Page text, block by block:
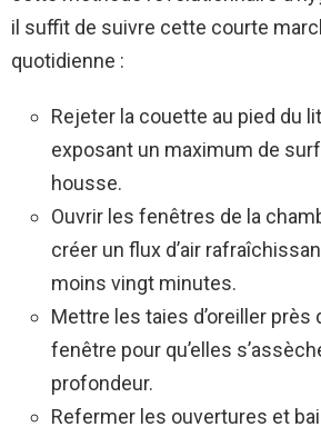
il suffit de suivre cette courte
quotidienne :
Rejeter la couette au pied du
exposant un maximum de
housse.
Ouvrir les fenêtres de la
créer un flux d’air
moins vingt minutes.
Mettre les taies d’oreiller près
fenêtre pour qu’elles
profondeur.
Refermer les ouvertures et